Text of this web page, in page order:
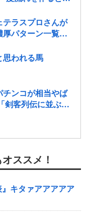
テラスプロさんが
パターン一覧を
思われる馬
ンコが相当やば
剣客列伝に並ぶ台
打って欲し
ススメ！
キタァアアアアア